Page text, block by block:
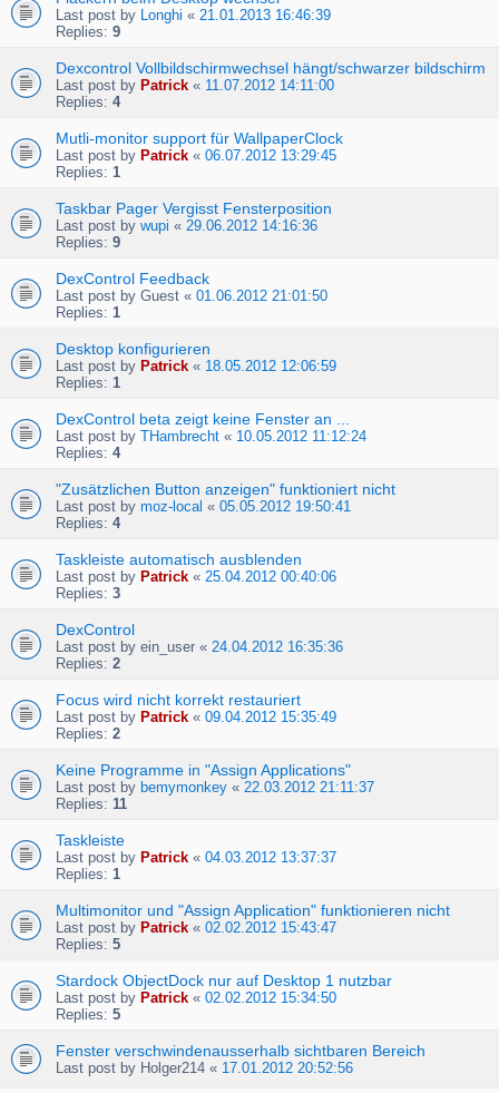
Last post by Longhi « 21.01.2013 16:46:39
Replies: 9
Dexcontrol Vollbildschirmwechsel hängt/schwarzer bildschirm
Last post by Patrick « 11.07.2012 14:11:00
Replies: 4
Mutli-monitor support für WallpaperClock
Last post by Patrick « 06.07.2012 13:29:45
Replies: 1
Taskbar Pager Vergisst Fensterposition
Last post by wupi « 29.06.2012 14:16:36
Replies: 9
DexControl Feedback
Last post by Guest « 01.06.2012 21:01:50
Replies: 1
Desktop konfigurieren
Last post by Patrick « 18.05.2012 12:06:59
Replies: 1
DexControl beta zeigt keine Fenster an ...
Last post by THambrecht « 10.05.2012 11:12:24
Replies: 4
"Zusätzlichen Button anzeigen" funktioniert nicht
Last post by moz-local « 05.05.2012 19:50:41
Replies: 4
Taskleiste automatisch ausblenden
Last post by Patrick « 25.04.2012 00:40:06
Replies: 3
DexControl
Last post by ein_user « 24.04.2012 16:35:36
Replies: 2
Focus wird nicht korrekt restauriert
Last post by Patrick « 09.04.2012 15:35:49
Replies: 2
Keine Programme in "Assign Applications"
Last post by bemymonkey « 22.03.2012 21:11:37
Replies: 11
Taskleiste
Last post by Patrick « 04.03.2012 13:37:37
Replies: 1
Multimonitor und "Assign Application" funktionieren nicht
Last post by Patrick « 02.02.2012 15:43:47
Replies: 5
Stardock ObjectDock nur auf Desktop 1 nutzbar
Last post by Patrick « 02.02.2012 15:34:50
Replies: 5
Fenster verschwindenausserhalb sichtbaren Bereich
Last post by Holger214 « 17.01.2012 20:52:56